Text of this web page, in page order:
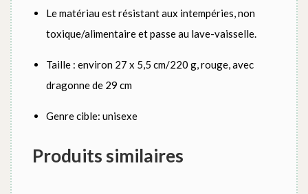
Le matériau est résistant aux intempéries, non
toxique/alimentaire et passe au lave-vaisselle.
Taille : environ 27 x 5,5 cm/220 g, rouge, avec
dragonne de 29 cm
Genre cible: unisexe
Produits similaires